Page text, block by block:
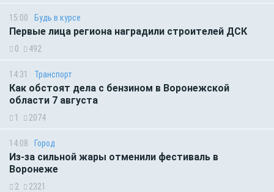
15:00 Будь в курсе
Первые лица региона наградили строителей ДСК
0 492
14:31 Транспорт
Как обстоят дела с бензином в Воронежской
области 7 августа
1 2074
14:08 Город
Из-за сильной жары отменили фестиваль в
Воронеже
2 2321